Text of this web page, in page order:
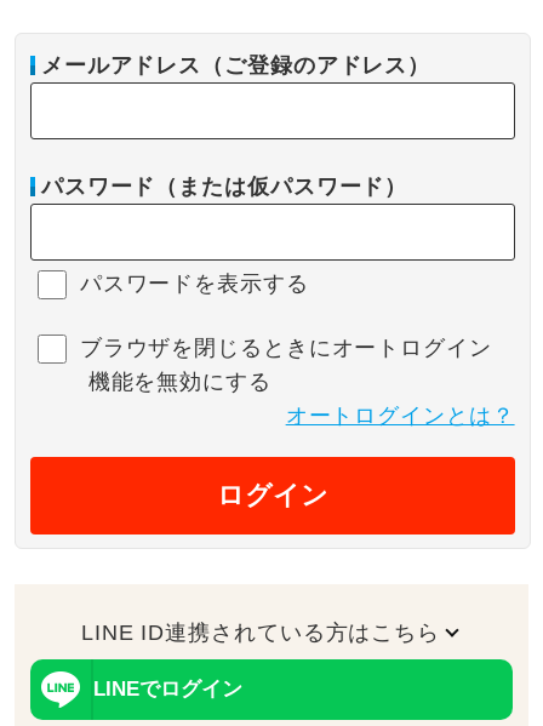
メールアドレス（ご登録のアドレス）
パスワード（または仮パスワード）
パスワードを表示する
ブラウザを閉じるときにオートログイン
機能を無効にする
オートログインとは？
ログイン
LINE ID連携されている方はこちら
LINEでログイン